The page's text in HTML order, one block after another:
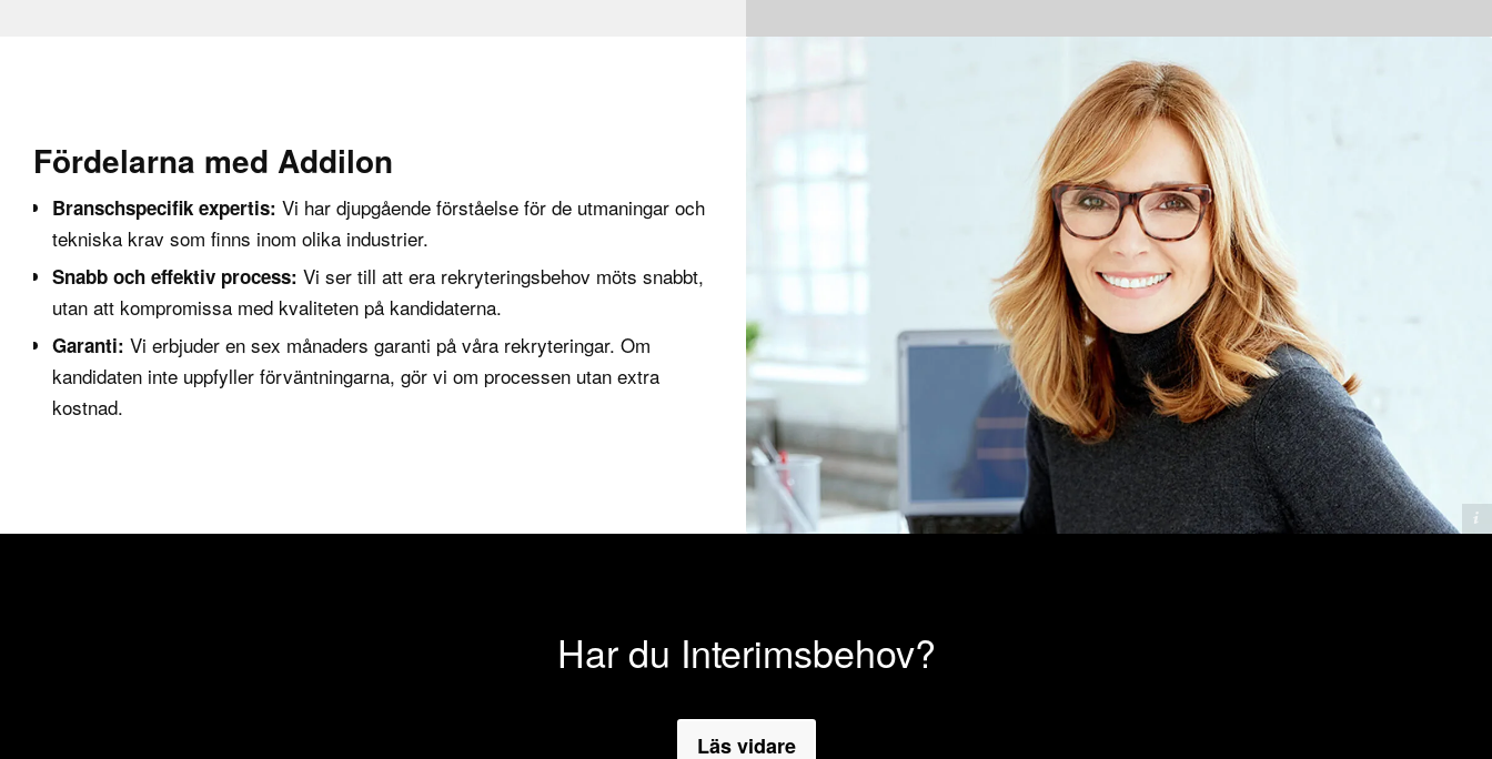
Fördelarna med Addilon
Branschspecifik expertis: Vi har djupgående förståelse för de utmaningar och
tekniska krav som finns inom olika industrier.
Snabb och effektiv process: Vi ser till att era rekryteringsbehov möts snabbt,
utan att kompromissa med kvaliteten på kandidaterna.
Garanti: Vi erbjuder en sex månaders garanti på våra rekryteringar. Om
kandidaten inte uppfyller förväntningarna, gör vi om processen utan extra
kostnad.
Addilon
Har du Interimsbehov?
Läs vidare